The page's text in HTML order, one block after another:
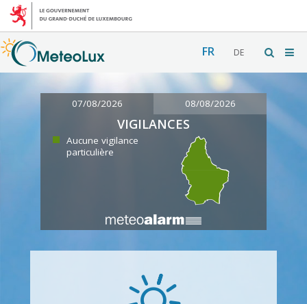
FR DE
07/08/2026 08/08/2026
VIGILANCES
Aucune vigilance
particulière